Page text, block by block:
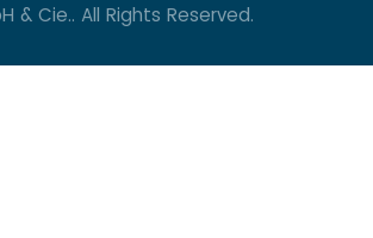
& Cie.. All Rights Reserved.